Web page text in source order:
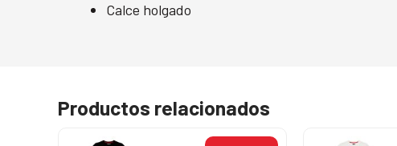
Calce holgado
Productos relacionados